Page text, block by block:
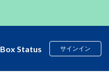
Box Status サインイン